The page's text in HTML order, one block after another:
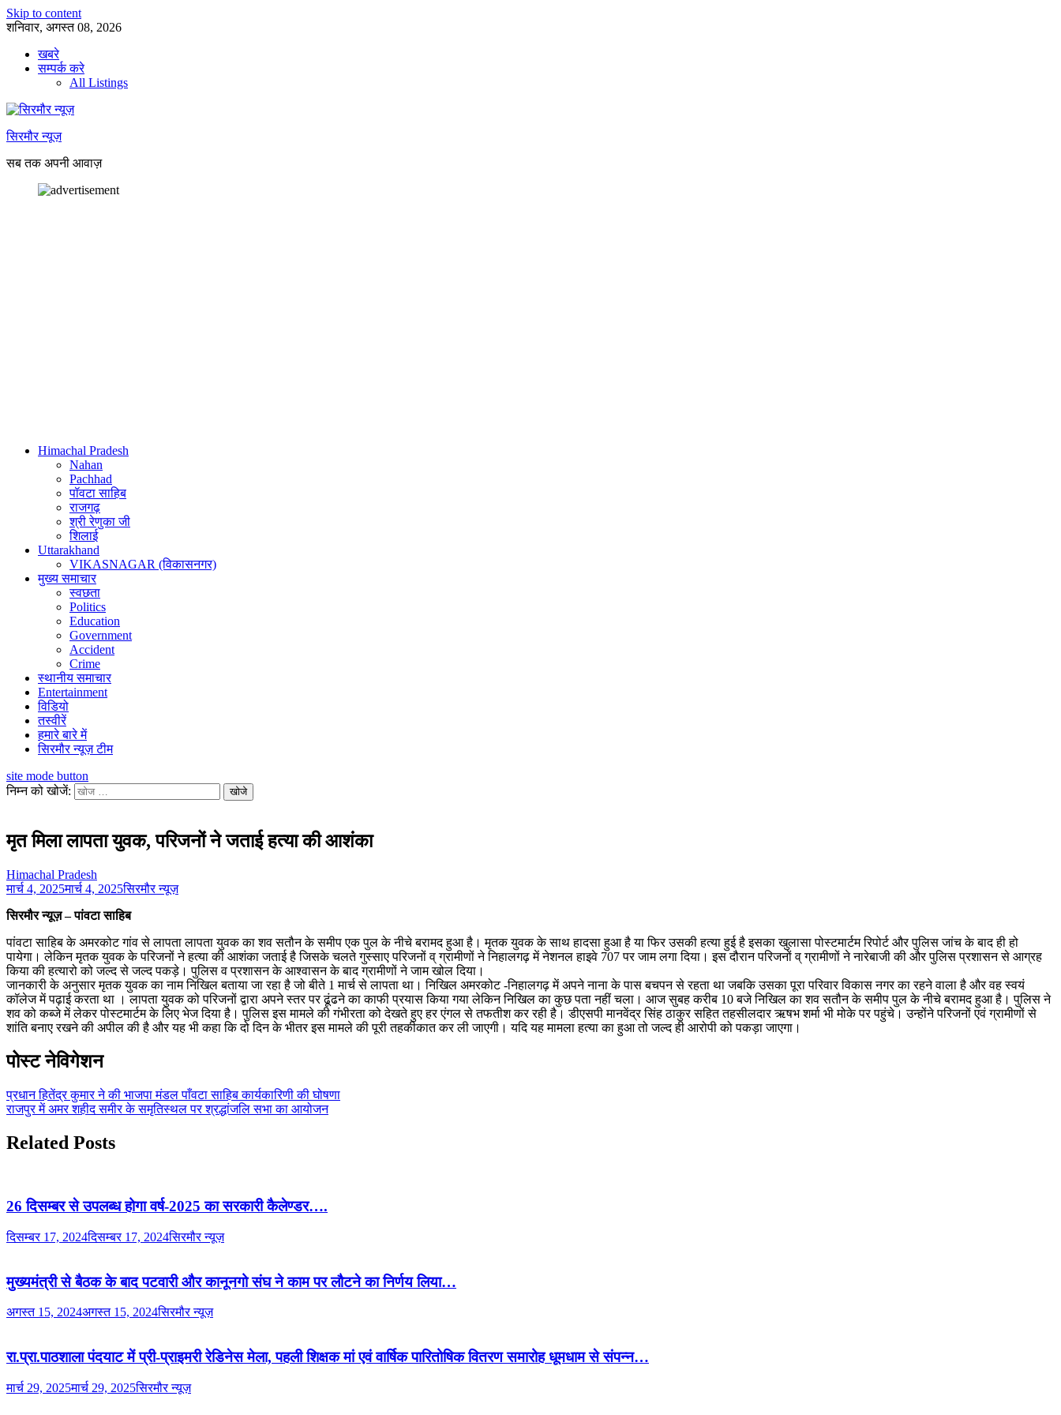
Skip to content
शनिवार, अगस्त 08, 2026
खबरे
सम्पर्क करे
All Listings
सिरमौर न्यूज़
सब तक अपनी आवाज़
Himachal Pradesh
Nahan
Pachhad
पॉवटा साहिब
राजगढ़
श्री रेणुका जी
शिलाई
Uttarakhand
VIKASNAGAR (विकासनगर)
मुख्य समाचार
स्वछता
Politics
Education
Government
Accident
Crime
स्थानीय समाचार
Entertainment
विडियो
तस्वीरें
हमारे बारे में
सिरमौर न्यूज़ टीम
site mode button
निम्न को खोजें:
मृत मिला लापता युवक, परिजनों ने जताई हत्या की आशंका
Himachal Pradesh
मार्च 4, 2025मार्च 4, 2025सिरमौर न्यूज़
सिरमौर न्यूज़ – पांवटा साहिब
पांवटा साहिब के अमरकोट गांव से लापता लापता युवक का शव सतौन के समीप एक पुल के नीचे बरामद हुआ है। मृतक युवक के साथ हादसा हुआ है या फिर उसकी हत्या हुई है इसका खुलासा पोस्टमार्टम रिपोर्ट और पुलिस जांच के बाद ही हो
पायेगा। लेकिन मृतक युवक के परिजनों ने हत्या की आशंका जताई है जिसके चलते गुस्साए परिजनों व् ग्रामीणों ने निहालगढ़ में नेशनल हाइवे 707 पर जाम लगा दिया। इस दौरान परिजनों व् ग्रामीणों ने नारेबाजी की और पुलिस प्रशासन से आग्रह
किया की हत्यारो को जल्द से जल्द पकड़े। पुलिस व प्रशासन के आश्वासन के बाद ग्रामीणों ने जाम खोल दिया।
जानकारी के अनुसार मृतक युवक का नाम निखिल बताया जा रहा है जो बीते 1 मार्च से लापता था। निखिल अमरकोट -निहालगढ़ में अपने नाना के पास बचपन से रहता था जबकि उसका पूरा परिवार विकास नगर का रहने वाला है और वह स्वयं
कॉलेज में पढ़ाई करता था । लापता युवक को परिजनों द्वारा अपने स्तर पर ढूंढने का काफी प्रयास किया गया लेकिन निखिल का कुछ पता नहीं चला। आज सुबह करीब 10 बजे निखिल का शव सतौन के समीप पुल के नीचे बरामद हुआ है। पुलिस ने
शव को कब्जे में लेकर पोस्टमार्टम के लिए भेज दिया है। पुलिस इस मामले की गंभीरता को देखते हुए हर एंगल से तफतीश कर रही है। डीएसपी मानवेंद्र सिंह ठाकुर सहित तहसीलदार ऋषभ शर्मा भी मोके पर पहुंचे। उन्होंने परिजनों एवं ग्रामीणों से
शांति बनाए रखने की अपील की है और यह भी कहा कि दो दिन के भीतर इस मामले की पूरी तहकीकात कर ली जाएगी। यदि यह मामला हत्या का हुआ तो जल्द ही आरोपी को पकड़ा जाएगा।
पोस्ट नेविगेशन
प्रधान हितेंद्र कुमार ने की भाजपा मंडल पाँवटा साहिब कार्यकारिणी की घोषणा
राजपुर में अमर शहीद समीर के समृतिस्थल पर श्रद्धांजलि सभा का आयोजन
Related Posts
26 दिसम्बर से उपलब्ध होगा वर्ष-2025 का सरकारी कैलेण्डर….
दिसम्बर 17, 2024दिसम्बर 17, 2024सिरमौर न्यूज़
मुख्यमंत्री से बैठक के बाद पटवारी और कानूनगो संघ ने काम पर लौटने का निर्णय लिया…
अगस्त 15, 2024अगस्त 15, 2024सिरमौर न्यूज़
रा.प्रा.पाठशाला पंदयाट में प्री-प्राइमरी रेडिनेस मेला, पहली शिक्षक मां एवं वार्षिक पारितोषिक वितरण समारोह धूमधाम से संपन्न…
मार्च 29, 2025मार्च 29, 2025सिरमौर न्यूज़